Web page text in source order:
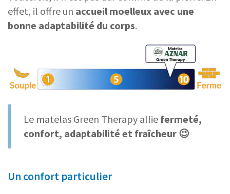
effet, il offre un accueil moelleux avec une
bonne adaptabilité du corps.
Le matelas Green Therapy allie fermeté,
confort, adaptabilité et fraîcheur 😉
Un confort particulier